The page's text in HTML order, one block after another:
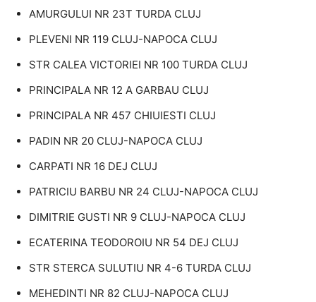
AMURGULUI NR 23T TURDA CLUJ
PLEVENI NR 119 CLUJ-NAPOCA CLUJ
STR CALEA VICTORIEI NR 100 TURDA CLUJ
PRINCIPALA NR 12 A GARBAU CLUJ
PRINCIPALA NR 457 CHIUIESTI CLUJ
PADIN NR 20 CLUJ-NAPOCA CLUJ
CARPATI NR 16 DEJ CLUJ
PATRICIU BARBU NR 24 CLUJ-NAPOCA CLUJ
DIMITRIE GUSTI NR 9 CLUJ-NAPOCA CLUJ
ECATERINA TEODOROIU NR 54 DEJ CLUJ
STR STERCA SULUTIU NR 4-6 TURDA CLUJ
MEHEDINTI NR 82 CLUJ-NAPOCA CLUJ